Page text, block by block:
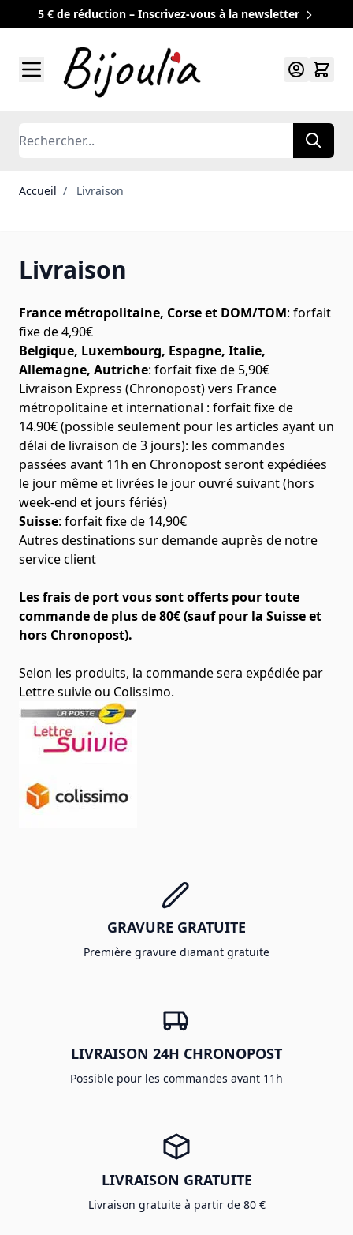
5 € de réduction – Inscrivez-vous à la newsletter
Rechercher
Accueil / Livraison
Livraison
France métropolitaine, Corse et DOM/TOM: forfait
fixe de 4,90€
Belgique, Luxembourg, Espagne, Italie,
Allemagne, Autriche: forfait fixe de 5,90€
Livraison Express (Chronopost) vers France
métropolitaine et international : forfait fixe de
14.90€ (possible seulement pour les articles ayant un
délai de livraison de 3 jours): les commandes
passées avant 11h en Chronopost seront expédiées
le jour même et livrées le jour ouvré suivant (hors
week-end et jours fériés)
Suisse: forfait fixe de 14,90€
Autres destinations sur demande auprès de notre
service client
Les frais de port vous sont offerts pour toute
commande de plus de 80€ (sauf pour la Suisse et
hors Chronopost).
Selon les produits, la commande sera expédiée par
Lettre suivie ou Colissimo.
GRAVURE GRATUITE
Première gravure diamant gratuite
LIVRAISON 24H CHRONOPOST
Possible pour les commandes avant 11h
LIVRAISON GRATUITE
Livraison gratuite à partir de 80 €